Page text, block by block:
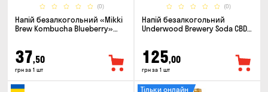
(0)
Напій безалкогольний «Mikki
Brew Kombucha Blueberry»
37,50
грн за 1 шт
(0)
Напій безалкогольний
Underwood Brewery Soda CBD
125,00
грн за 1 шт
Тільки онлайн